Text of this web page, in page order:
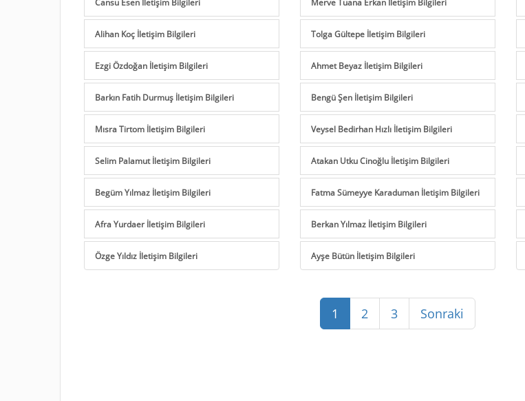
Alihan Koç İletişim Bilgileri
Ezgi Özdoğan İletişim Bilgileri
Barkın Fatih Durmuş İletişim Bilgileri
Mısra Tirtom İletişim Bilgileri
Selim Palamut İletişim Bilgileri
Begüm Yılmaz İletişim Bilgileri
Afra Yurdaer İletişim Bilgileri
Özge Yıldız İletişim Bilgileri
Tolga Gültepe İletişim Bilgileri
Ahmet Beyaz İletişim Bilgileri
Bengü Şen İletişim Bilgileri
Veysel Bedirhan Hızlı İletişim Bilgileri
Atakan Utku Cinoğlu İletişim Bilgileri
Fatma Sümeyye Karaduman İletişim Bilgileri
Berkan Yılmaz İletişim Bilgileri
Ayşe Bütün İletişim Bilgileri
1 2 3 Sonraki